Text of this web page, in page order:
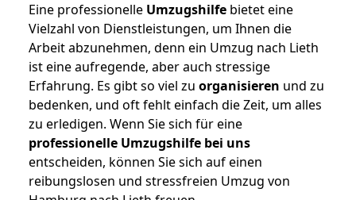
Eine professionelle Umzugshilfe bietet eine
Vielzahl von Dienstleistungen, um Ihnen die
Arbeit abzunehmen, denn ein Umzug nach Lieth
ist eine aufregende, aber auch stressige
Erfahrung. Es gibt so viel zu organisieren und zu
bedenken, und oft fehlt einfach die Zeit, um alles
zu erledigen. Wenn Sie sich für eine
professionelle Umzugshilfe bei uns
entscheiden, können Sie sich auf einen
reibungslosen und stressfreien Umzug von